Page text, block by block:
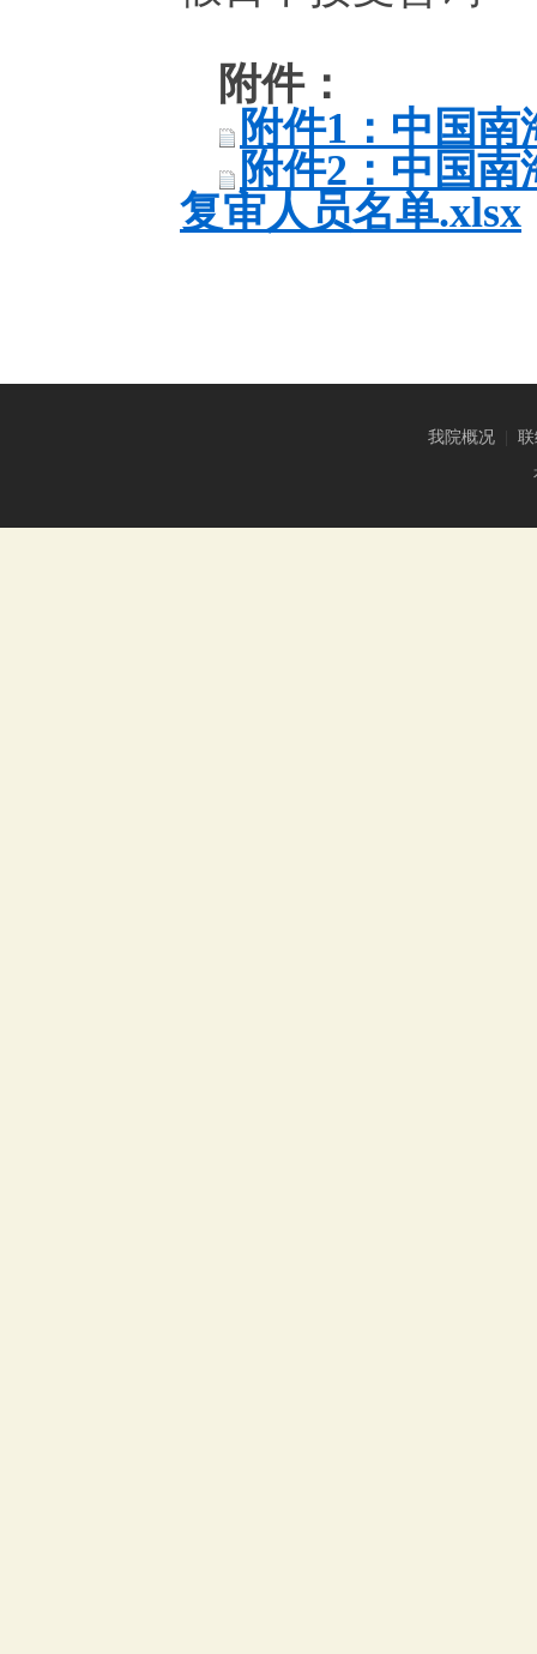
附件：
附件1：中国
附件2：中国
复审人员名单.xlsx
我院概况